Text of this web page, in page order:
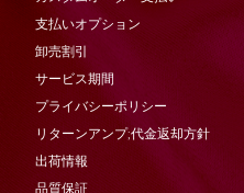
支払いオプション
卸売割引
サービス期間
プライバシーポリシー
リターンアンプ;代金返却方針
出荷情報
品質保証